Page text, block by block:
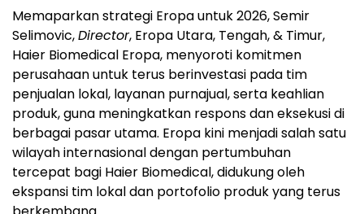
Memaparkan strategi Eropa untuk 2026, Semir
Selimovic,Director, Eropa Utara, Tengah, & Timur,
Haier Biomedical Eropa, menyoroti komitmen
perusahaan untuk terus berinvestasi pada tim
penjualan lokal, layanan purnajual, serta keahlian
produk, guna meningkatkan respons dan eksekusi di
berbagai pasar utama. Eropa kini menjadi salah satu
wilayah internasional dengan pertumbuhan
tercepat bagi Haier Biomedical, didukung oleh
ekspansi tim lokal dan portofolio produk yang terus